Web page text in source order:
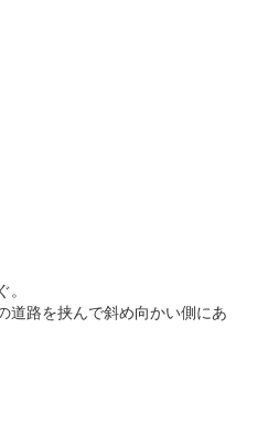
道路を挟んで斜め向かい側にあ